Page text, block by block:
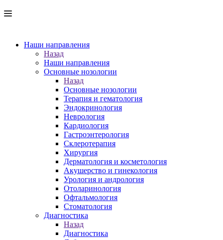
Наши направления
Назад
Наши направления
Основные нозологии
Назад
Основные нозологии
Терапия и гематология
Эндокринология
Неврология
Кардиология
Гастроэнтерология
Склеротерапия
Хирургия
Дерматология и косметология
Акушерство и гинекология
Урология и андрология
Отоларинология
Офтальмология
Стоматология
Диагностика
Назад
Диагностика